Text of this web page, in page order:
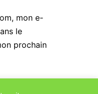
mon e-
le
prochain